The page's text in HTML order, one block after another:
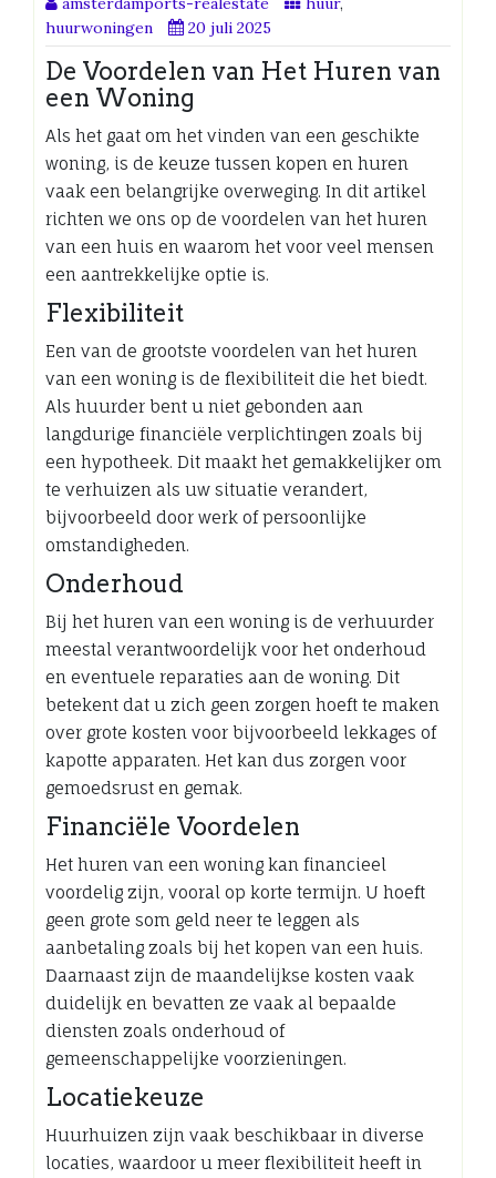
huurwoningen
20 juli 2025
De Voordelen van Het Huren van
een Woning
Als het gaat om het vinden van een geschikte
woning, is de keuze tussen kopen en huren
vaak een belangrijke overweging. In dit artikel
richten we ons op de voordelen van het huren
van een huis en waarom het voor veel mensen
een aantrekkelijke optie is.
Flexibiliteit
Een van de grootste voordelen van het huren
van een woning is de flexibiliteit die het biedt.
Als huurder bent u niet gebonden aan
langdurige financiële verplichtingen zoals bij
een hypotheek. Dit maakt het gemakkelijker om
te verhuizen als uw situatie verandert,
bijvoorbeeld door werk of persoonlijke
omstandigheden.
Onderhoud
Bij het huren van een woning is de verhuurder
meestal verantwoordelijk voor het onderhoud
en eventuele reparaties aan de woning. Dit
betekent dat u zich geen zorgen hoeft te maken
over grote kosten voor bijvoorbeeld lekkages of
kapotte apparaten. Het kan dus zorgen voor
gemoedsrust en gemak.
Financiële Voordelen
Het huren van een woning kan financieel
voordelig zijn, vooral op korte termijn. U hoeft
geen grote som geld neer te leggen als
aanbetaling zoals bij het kopen van een huis.
Daarnaast zijn de maandelijkse kosten vaak
duidelijk en bevatten ze vaak al bepaalde
diensten zoals onderhoud of
gemeenschappelijke voorzieningen.
Locatiekeuze
Huurhuizen zijn vaak beschikbaar in diverse
locaties, waardoor u meer flexibiliteit heeft in